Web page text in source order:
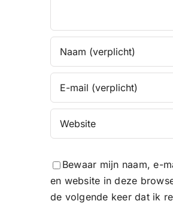
Bewaar mijn naam, e-
en website in deze
de volgende keer dat ik